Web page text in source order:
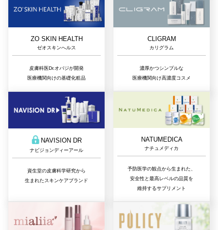
ZO SKIN HEALTH
ゼオスキンへルス
皮膚科医Dr.オバジが開発
医療機関向けの基礎化粧品
CLIGRAM
カリグラム
濃厚かつシンプルな
医療機関向け高濃度コスメ
NAVISION DR
ナビジョンディーアール
資生堂の皮膚科学研究から
生まれたスキンケアブランド
NATUMEDICA
ナチュメディカ
予防医学の観点から生まれた、
安全性と最高レベルの品質を
維持するサプリメント